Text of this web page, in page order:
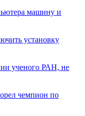
машину и
установку
ученого РАН, не
чемпион по